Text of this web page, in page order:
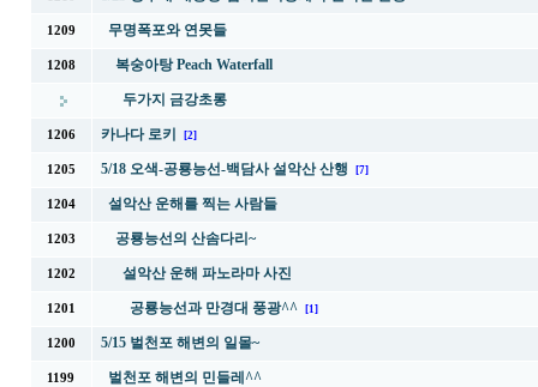
1209 무명폭포와 연못들
1208 복숭아탕 Peach Waterfall
두가지 금강초롱
1206 카나다 로키 [2]
1205 5/18 오색-공룡능선-백담사 설악산 산행 [7]
1204 설악산 운해를 찍는 사람들
1203 공룡능선의 산솜다리~
1202 설악산 운해 파노라마 사진
1201 공룡능선과 만경대 풍광^^ [1]
1200 5/15 벌천포 해변의 일몰~
1199 벌천포 해변의 민들레^^